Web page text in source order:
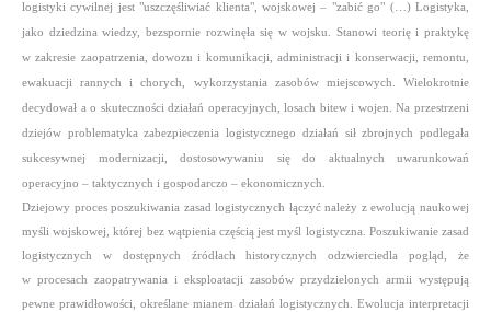
logistyki cywilnej jest "uszczęśliwiać klienta", wojskowej – "zabić go" (…) Logistyka,
jako dziedzina wiedzy, bezspornie rozwinęła się w wojsku. Stanowi teorię i praktykę
w zakresie zaopatrzenia, dowozu i komunikacji, administracji i konserwacji, remontu,
ewakuacji rannych i chorych, wykorzystania zasobów miejscowych. Wielokrotnie
decydował a o skuteczności działań operacyjnych, losach bitew i wojen. Na przestrzeni
dziejów problematyka zabezpieczenia logistycznego działań sił zbrojnych podlegała
sukcesywnej modernizacji, dostosowywaniu się do aktualnych uwarunkowań
operacyjno – taktycznych i gospodarczo – ekonomicznych.
Dziejowy proces poszukiwania zasad logistycznych łączyć należy z ewolucją naukowej
myśli wojskowej, której bez wątpienia częścią jest myśl logistyczna. Poszukiwanie zasad
logistycznych w dostępnych źródłach historycznych odzwierciedla pogląd, że
w procesach zaopatrywania i eksploatacji zasobów przydzielonych armii występują
pewne prawidłowości, określane mianem działań logistycznych. Ewolucja interpretacji